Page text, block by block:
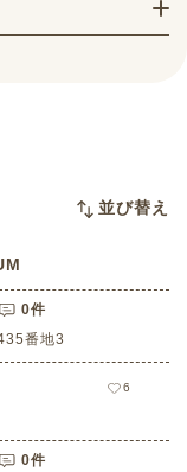
並び替え
0件
番地3
6
0件